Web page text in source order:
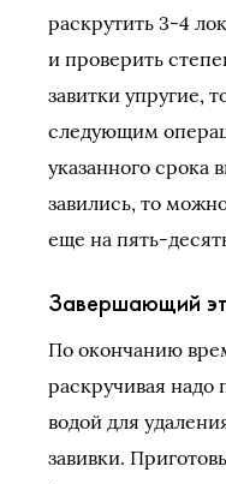
раскрутить 3-4
и проверить
завитки упругие,
следующим
указанного
завились, то
еще на пять-
Завершающий
По окончанию
раскручивая
водой для
завивки.